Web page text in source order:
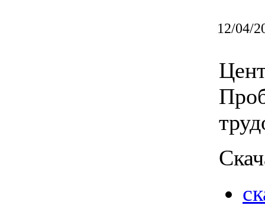
12/04/